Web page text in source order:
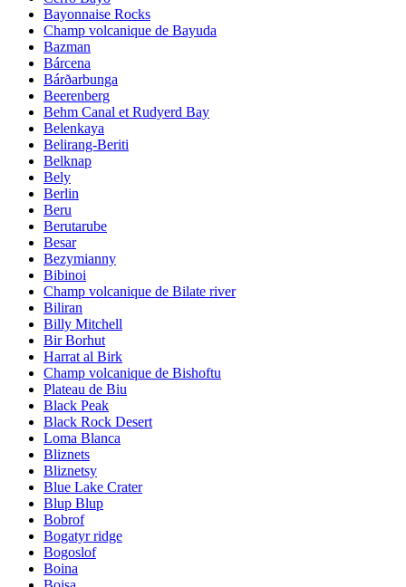
Bayonnaise Rocks
Champ volcanique de Bayuda
Bazman
Bárcena
Bárðarbunga
Beerenberg
Behm Canal et Rudyerd Bay
Belenkaya
Belirang-Beriti
Belknap
Bely
Berlin
Beru
Berutarube
Besar
Bezymianny
Bibinoi
Champ volcanique de Bilate river
Biliran
Billy Mitchell
Bir Borhut
Harrat al Birk
Champ volcanique de Bishoftu
Plateau de Biu
Black Peak
Black Rock Desert
Loma Blanca
Bliznets
Bliznetsy
Blue Lake Crater
Blup Blup
Bobrof
Bogatyr ridge
Bogoslof
Boina